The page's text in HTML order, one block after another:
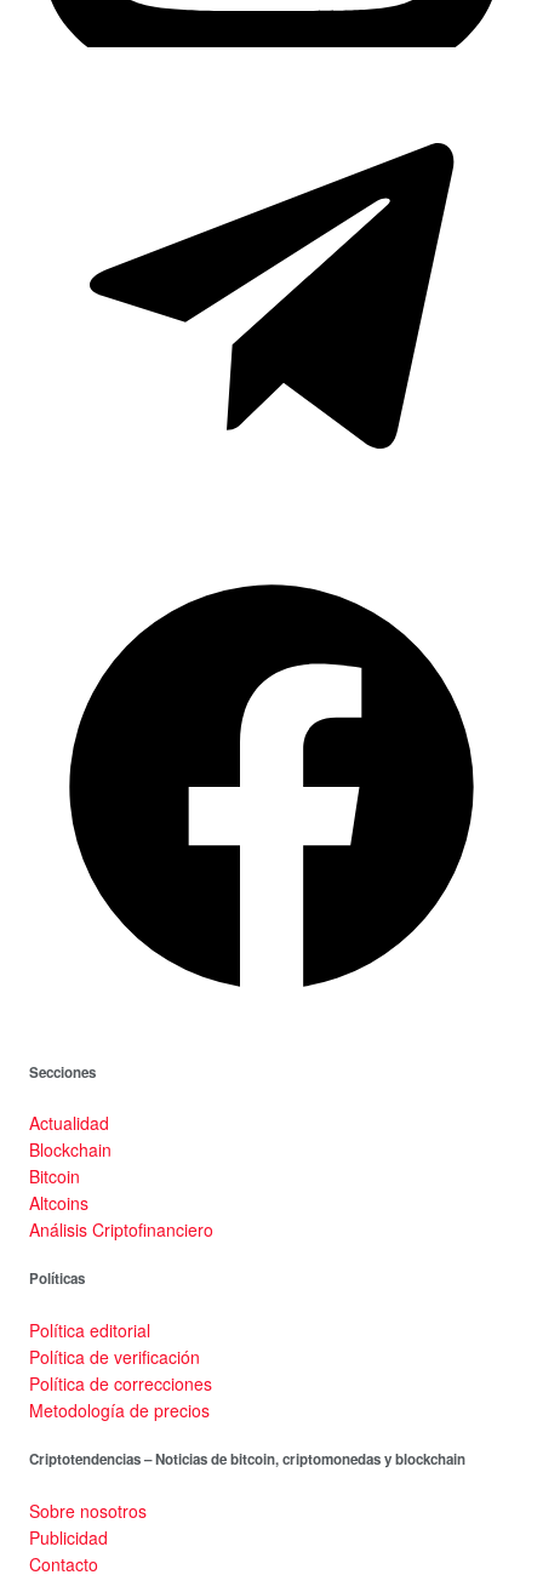
Secciones
Actualidad
Blockchain
Bitcoin
Altcoins
Análisis Criptofinanciero
Políticas
Política editorial
Política de verificación
Política de correcciones
Metodología de precios
Criptotendencias – Noticias de bitcoin, criptomonedas y blockchain
Sobre nosotros
Publicidad
Contacto